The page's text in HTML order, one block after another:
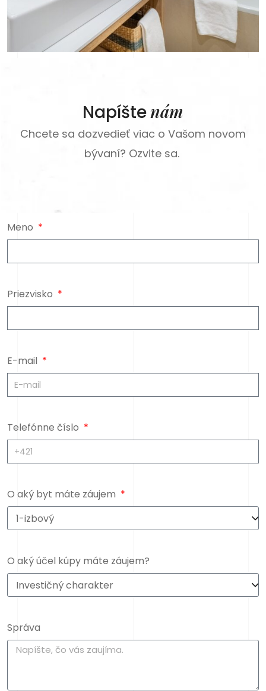
Napíštenám
Chcete sa dozvedieť viac o Vašom novom
bývaní? Ozvite sa.
Meno
Priezvisko
E-mail
Telefónne číslo
O aký byt máte záujem
O aký účel kúpy máte záujem?
Správa